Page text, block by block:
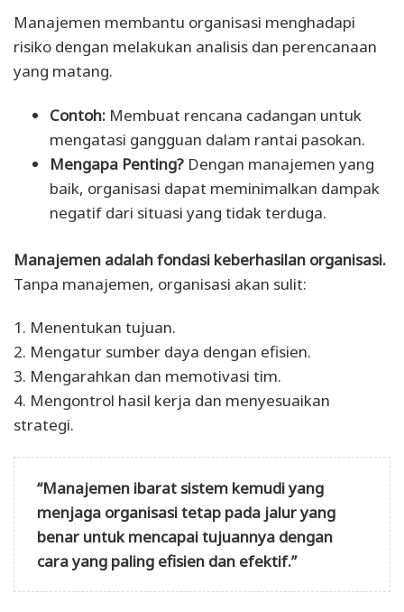
Manajemen membantu organisasi menghadapi
risiko dengan melakukan analisis dan perencanaan
yang matang.
Contoh: Membuat rencana cadangan untuk
mengatasi gangguan dalam rantai pasokan.
Mengapa Penting? Dengan manajemen yang
baik, organisasi dapat meminimalkan dampak
negatif dari situasi yang tidak terduga.
Manajemen adalah fondasi keberhasilan organisasi.
Tanpa manajemen, organisasi akan sulit:
1. Menentukan tujuan.
2. Mengatur sumber daya dengan efisien.
3. Mengarahkan dan memotivasi tim.
4. Mengontrol hasil kerja dan menyesuaikan
strategi.
“Manajemen ibarat sistem kemudi yang
menjaga organisasi tetap pada jalur yang
benar untuk mencapai tujuannya dengan
cara yang paling efisien dan efektif.”